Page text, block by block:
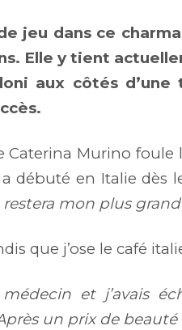
jeu dans ce
Elle y tient
aux côtés d’une
Murino foule
débuté en Italie dès
mon plus
que j’ose le café
et j’avais
un prix de